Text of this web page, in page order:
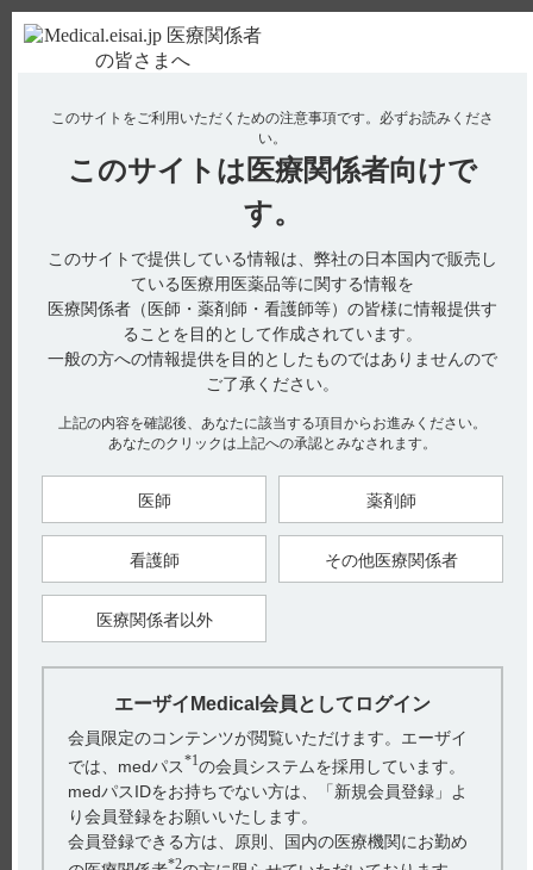
使用期限検索 Drug Information
No : 18538
【ニトロール・スプレー】 効能又は効果につい
【ニトロール・スプレー】
効能又は効果について教えてください。
［ニトロールスプレー1.25mgの情報です］
■効能又は効果（引用1）
狭心症発作の寛解
1）ニトロールスプレー1.25mg電子添文2023年2月改訂（第1
版） 4．効能又は効果
【更新年月】
2023年3月
戻る
関連するQ&A
【ジプロフィリン】 効能又は効果について教えてくださ
このサイトをご利用いただくための注意事項です。 必ずお読みくださ
い。
このサイトは 医療関係者向けで
す。
このサイトで提供している情報は、弊社の日本国内で販売し
ている医療用医薬品等に関する情報を
医療関係者（医師・薬剤師・看護師等）の皆様に情報提供す
ることを目的として作成されています。
一般の方への情報提供を目的としたものではありませんので
ご了承ください。
上記の内容を確認後、あなたに該当する項目からお進みください。
あなたのクリックは上記への承認とみなされます。
医師 薬剤師
看護師 その他医療関係者
医療関係者以外
エーザイMedical会員としてログイン
会員限定のコンテンツが閲覧いただけます。エーザイ
では、medパス*1の会員システムを採用しています。
medパスIDをお持ちでない方は、「新規会員登録」よ
り会員登録をお願いいたします。
会員登録できる方は、原則、国内の医療機関にお勤め
*2